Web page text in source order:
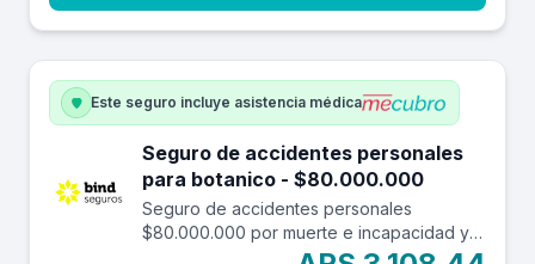
Este seguro incluye asistencia médica
Seguro de accidentes personales
para botanico - $80.000.000
Seguro de accidentes personales
$80.000.000 por muerte e incapacidad y
$10.000.000 por reembolso de gastos